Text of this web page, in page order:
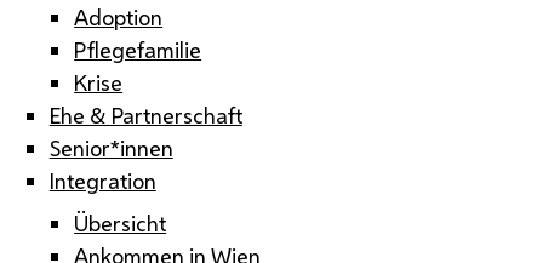
Adoption
Pflegefamilie
Krise
Ehe & Partnerschaft
Senior*innen
Integration
Übersicht
Ankommen in Wien